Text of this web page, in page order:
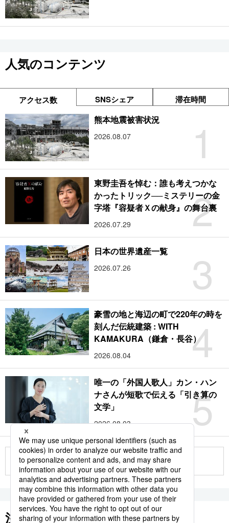
人気のコンテンツ
アクセス数 SNSシェア 滞在時間
1
熊本地震被害状況
2026.08.07
2
東野圭吾を悼む：誰も考えつかな
かったトリック──ミステリーの金
字塔『容疑者Ｘの献身』の舞台裏
2026.07.29
3
日本の世界遺産一覧
2026.07.26
4
豪雪の地と海辺の町で220年の時を
刻んだ伝統建築 : WITH
KAMAKURA（鎌倉・長谷）
2026.08.04
5
唯一の「外国人歌人」カン・ハン
ナさんが短歌で伝える「引き算の
文学」
2026.08.03
もっと見る
注目のキーワード